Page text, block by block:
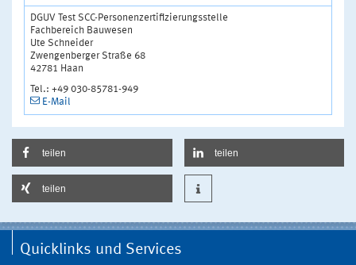
DGUV Test SCC-Personenzertifizierungsstelle
Fachbereich Bauwesen
Ute Schneider
Zwengenberger Straße 68
42781 Haan
Tel.: +49 030-85781-949
E-Mail
teilen teilen
teilen
Quicklinks und Services